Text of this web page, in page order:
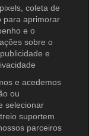
coleta de
para aprimorar
e o
sobre o
e
e acedemos
ou
selecionar
suportem
parceiros